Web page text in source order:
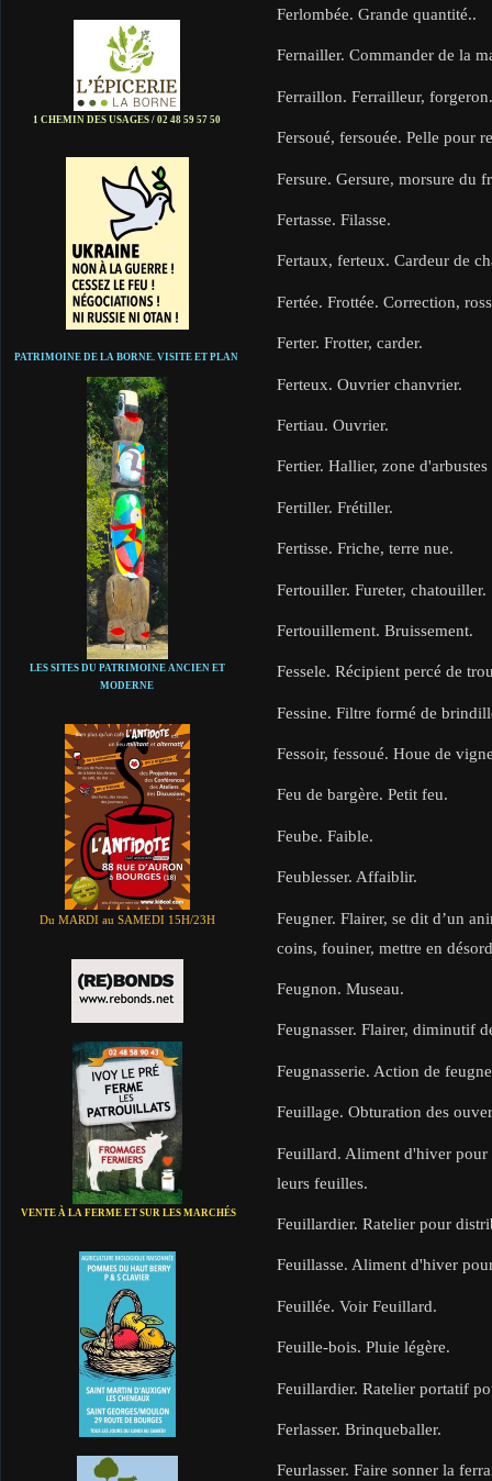
1 CHEMIN DES USAGES / 02 48 59 57 50
PATRIMOINE DE LA BORNE. VISITE ET PLAN
LES SITES DU PATRIMOINE ANCIEN ET
MODERNE
Du MARDI au SAMEDI 15H/23H
VENTE À LA FERME ET SUR LES MARCHÉS
Ferlombée. Grande quantité..
Fernailler. Commander de la
Ferraillon. Ferrailleur, forgeron.
Fersoué, fersouée. Pelle pour
Fersure. Gersure, morsure du
Fertasse. Filasse.
Fertaux, ferteux. Cardeur de
Fertée. Frottée. Correction,
Ferter. Frotter, carder.
Ferteux. Ouvrier chanvrier.
Fertiau. Ouvrier.
Fertier. Hallier, zone
Fertiller. Frétiller.
Fertisse. Friche, terre nue.
Fertouiller. Fureter, chatouiller.
Fertouillement. Bruissement.
Fessele. Récipient percé de
Fessine. Filtre formé de
Fessoir, fessoué. Houe de
Feu de bargère. Petit feu.
Feube. Faible.
Feublesser. Affaiblir.
Feugner. Flairer, se dit d’un
coins, fouiner, mettre en
Feugnon. Museau.
Feugnasser. Flairer, diminutif
Feugnasserie. Action de
Feuillage. Obturation des
Feuillard. Aliment d'hiver pour
leurs feuilles.
Feuillardier. Ratelier pour
Feuillasse. Aliment d'hiver
Feuillée. Voir Feuillard.
Feuille-bois. Pluie légère.
Feuillardier. Ratelier portatif
Ferlasser. Brinqueballer.
Feurlasser. Faire sonner la